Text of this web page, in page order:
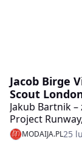
Jacob Birge
Scout
Jakub Bartnik
Project
swojej
odważnej
MODAIJA.PL25